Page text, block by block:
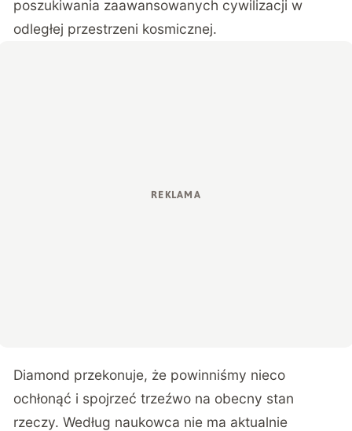
poszukiwania zaawansowanych cywilizacji w
odległej przestrzeni kosmicznej.
Diamond przekonuje, że powinniśmy nieco
ochłonąć i spojrzeć trzeźwo na obecny stan
rzeczy. Według naukowca nie ma aktualnie